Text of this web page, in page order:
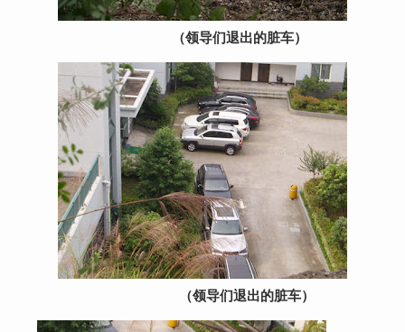
（领导们退出的脏车）
（领导们退出的脏车）